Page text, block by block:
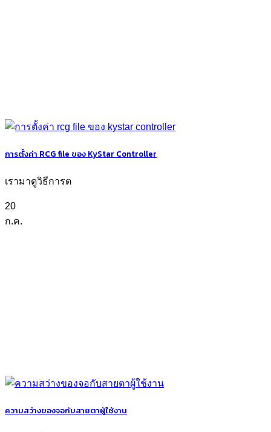
การตั้งค่า RCG file ของ KyStar Controller
เรามาดูวิธีการต
20
ก.ค.
ความสว่างของจอกับสายตาผู้ใช้งาน